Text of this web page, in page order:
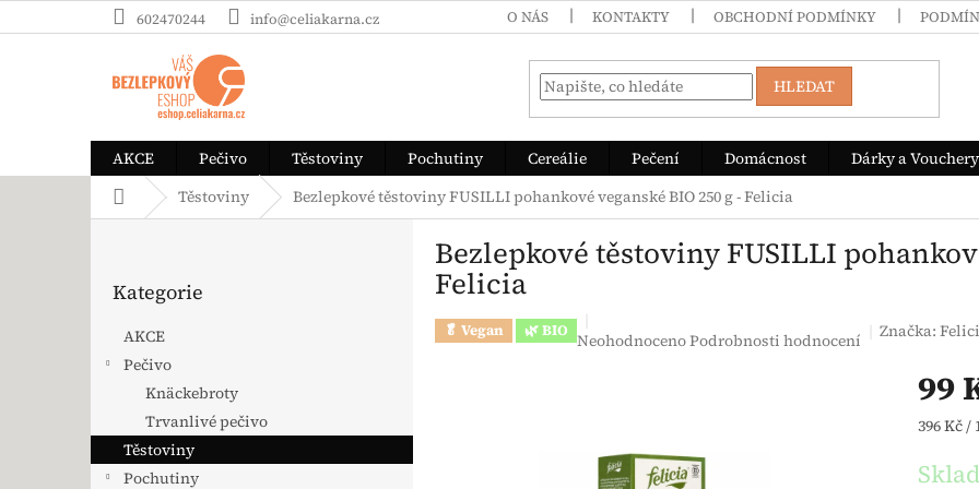
602470244 info@celiakarna.cz O NÁS KONTAKTY OBCHODNÍ PODMÍNKY
HLEDAT
AKCE Pečivo Těstoviny Pochutiny Cereálie Pečení Domácnost Dárky a Vouchery
Domů Těstoviny Bezlepkové těstoviny FUSILLI pohankové veganské BIO 250 g - Felicia
Kategorie
AKCE
Pečivo
Knäckebroty
Trvanlivé pečivo
Těstoviny
Pochutiny
Bezlepkové těstoviny FUSILLI
Felicia
🥬 Vegan 🌿 BIO Průměrné hodnocení produktu je 0,0 z 5 hvězdiček.
NeohodnocenoPodrobnosti hodnocení Značka:
99
Měrná
396 Kč /